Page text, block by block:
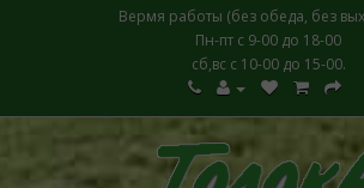
Вермя работы (без обеда, без
Пн-пт с 9-00 до 18-00
сб,вс с 10-00 до 15-00.